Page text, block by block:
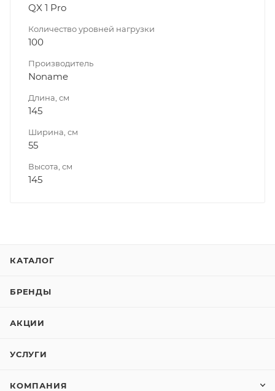
QX 1 Pro
Количество уровней нагрузки
100
Производитель
Noname
Длина, см
145
Ширина, см
55
Высота, см
145
КАТАЛОГ
БРЕНДЫ
АКЦИИ
УСЛУГИ
КОМПАНИЯ